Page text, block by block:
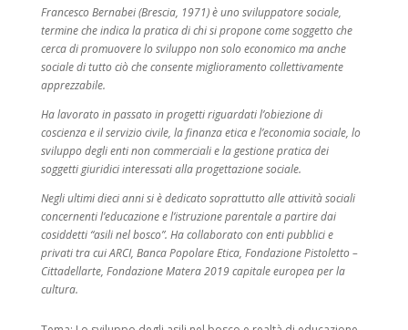
Francesco Bernabei (Brescia, 1971) è uno sviluppatore sociale,
termine che indica la pratica di chi si propone come soggetto che
cerca di promuovere lo sviluppo non solo economico ma anche
sociale di tutto ciò che consente miglioramento collettivamente
apprezzabile.
Ha lavorato in passato in progetti riguardati l’obiezione di
coscienza e il servizio civile, la finanza etica e l’economia sociale, lo
sviluppo degli enti non commerciali e la gestione pratica dei
soggetti giuridici interessati alla progettazione sociale.
Negli ultimi dieci anni si è dedicato soprattutto alle attività sociali
concernenti l’educazione e l’istruzione parentale a partire dai
cosiddetti “asili nel bosco”. Ha collaborato con enti pubblici e
privati tra cui ARCI, Banca Popolare Etica, Fondazione Pistoletto –
Cittadellarte, Fondazione Matera 2019 capitale europea per la
cultura.